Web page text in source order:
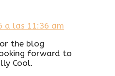
a las 11:36 am
the blog
forward to
Cool.